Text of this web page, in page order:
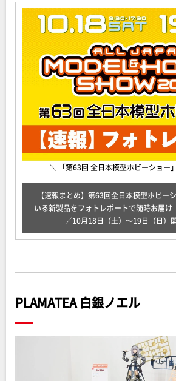
＼ 「第63回 全日本模型ホビーショー
【速報まとめ】第63回全日本模型ホビー
いる新製品をフォトレポートで随時お届け
／10月18日（土）～19日（日）開
PLAMATEA 白銀ノエル